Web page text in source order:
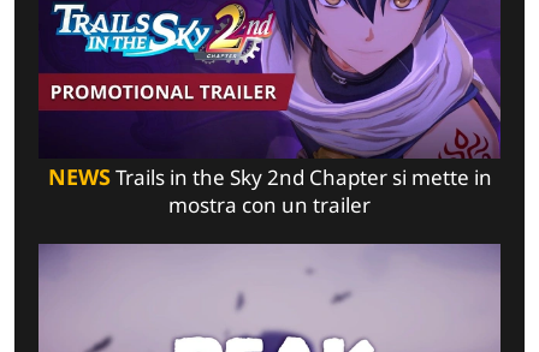
NEWSTrails in the Sky 2nd Chapter si mette in
mostra con un trailer